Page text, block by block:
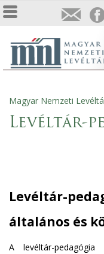
Jelenlegi
hely
Magyar Nemzeti
Levéltár-
Levéltár-
általános és
A levéltár-